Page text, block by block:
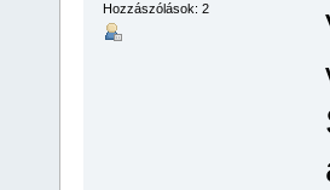
Hozzászólások: 2